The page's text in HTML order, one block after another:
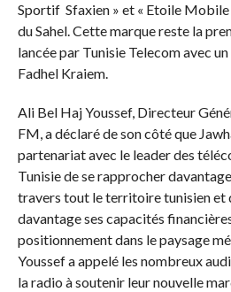
Sportif Sfaxien » et « Etoile Mobile
du Sahel. Cette marque reste la
lancée par Tunisie Telecom avec
Fadhel Kraiem.
Ali Bel Haj Youssef, Directeur
FM, a déclaré de son côté que
partenariat avec le leader des
Tunisie de se rapprocher
travers tout le territoire tunisien et
davantage ses capacités
positionnement dans le paysage
Youssef a appelé les nombreux
la radio à soutenir leur nouvelle